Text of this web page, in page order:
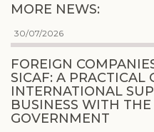
MORE NEWS:
30/07/2026
FOREIGN
SICAF: A PRACTICAL
INTERNATIONAL
BUSINESS WITH
GOVERNMENT